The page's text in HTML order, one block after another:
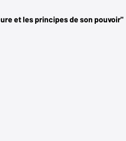
et les principes de son pouvoir"